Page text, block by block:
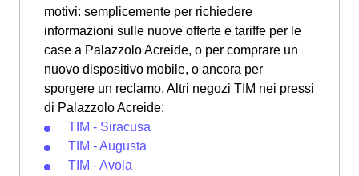
motivi: semplicemente per richiedere
informazioni sulle nuove offerte e tariffe per le
case a Palazzolo Acreide, o per comprare un
nuovo dispositivo mobile, o ancora per
sporgere un reclamo. Altri negozi TIM nei pressi
di Palazzolo Acreide:
TIM - Siracusa
TIM - Augusta
TIM - Avola